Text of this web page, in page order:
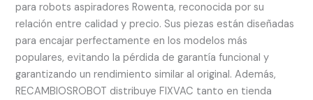
para robots aspiradores Rowenta, reconocida por su
relación entre calidad y precio. Sus piezas están diseñadas
para encajar perfectamente en los modelos más
populares, evitando la pérdida de garantía funcional y
garantizando un rendimiento similar al original. Además,
RECAMBIOSROBOT distribuye FIXVAC tanto en tienda